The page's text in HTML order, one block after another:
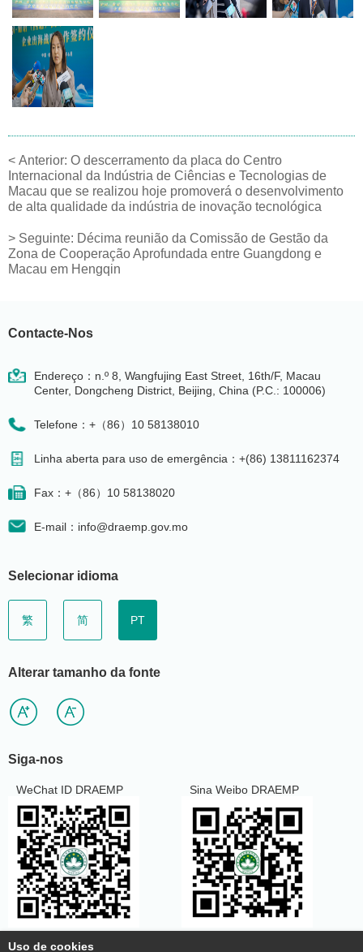
< Anterior: O descerramento da placa do Centro
Internacional da Indústria de Ciências e Tecnologias de
Macau que se realizou hoje promoverá o desenvolvimento
de alta qualidade da indústria de inovação tecnológica
> Seguinte: Décima reunião da Comissão de Gestão da
Zona de Cooperação Aprofundada entre Guangdong e
Macau em Hengqin
Contacte-Nos
Endereço：n.º 8, Wangfujing East Street, 16th/F, Macau
Center, Dongcheng District, Beijing, China (P.C.: 100006)
Telefone：+（86）10 58138010
Linha aberta para uso de emergência：+(86) 13811162374
Fax：+（86）10 58138020
E-mail：info@draemp.gov.mo
Selecionar idioma
繁 简 PT
Alterar tamanho da fonte
Siga-nos
WeChat ID DRAEMP Sina Weibo DRAEMP
Uso de cookies